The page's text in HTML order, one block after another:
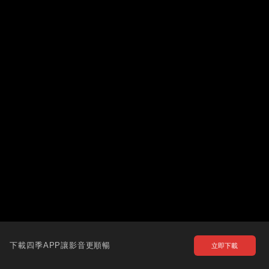
下載四季APP讓影音更順暢 立即下載